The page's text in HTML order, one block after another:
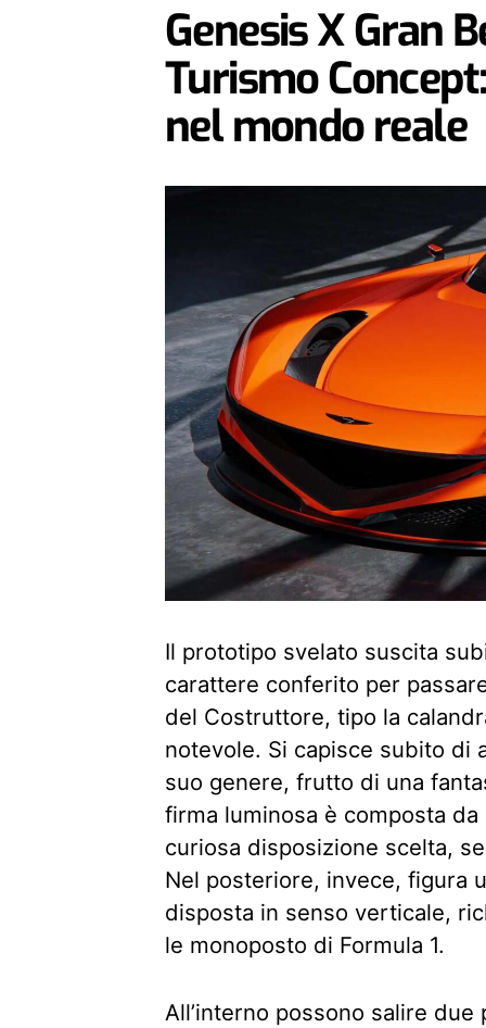
Genesis X Gran
Turismo
nel mondo reale
Il prototipo svelato suscita
carattere conferito per
del Costruttore, tipo la
notevole. Si capisce subito di
suo genere, frutto di una
firma luminosa è composta
curiosa disposizione scelta,
Nel posteriore, invece, figura
disposta in senso verticale,
le monoposto di Formula 1.
All’interno possono salire